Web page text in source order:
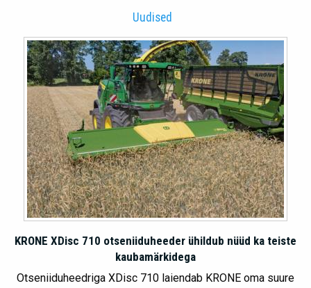
Uudised
KRONE XDisc 710 otseniiduheeder ühildub nüüd ka teiste
kaubamärkidega
Otseniiduheedriga XDisc 710 laiendab KRONE oma suure